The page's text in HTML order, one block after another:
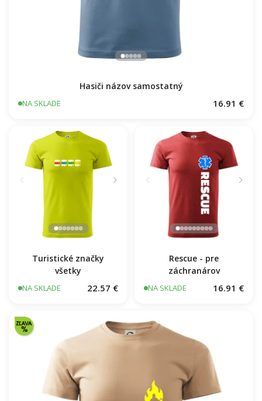
Hasiči názov samostatný
NA SKLADE 16.91 €
Turistické značky
všetky
NA SKLADE 22.57 €
Rescue - pre
záchranárov
NA SKLADE 16.91 €